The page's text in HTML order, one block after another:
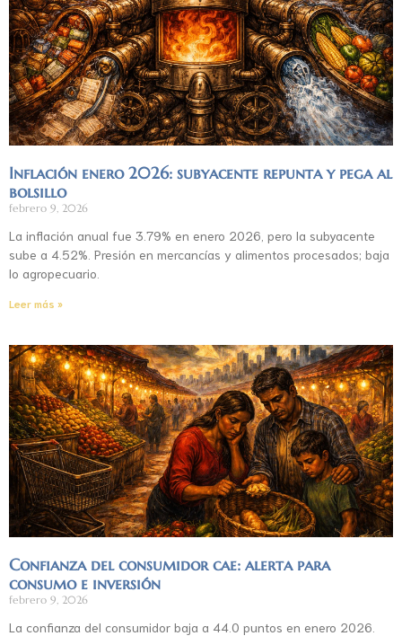
Inflación enero 2026: subyacente repunta y pega al
bolsillo
febrero 9, 2026
La inflación anual fue 3.79% en enero 2026, pero la subyacente
sube a 4.52%. Presión en mercancías y alimentos procesados; baja
lo agropecuario.
Leer más »
Confianza del consumidor cae: alerta para
consumo e inversión
febrero 9, 2026
La confianza del consumidor baja a 44.0 puntos en enero 2026.